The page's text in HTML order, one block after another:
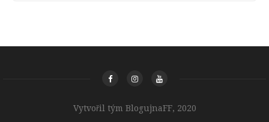
Vytvořil tým BlogujnaFF, 2020